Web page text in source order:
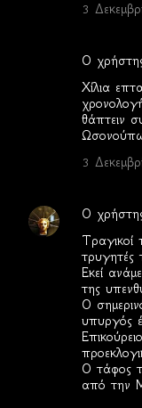
3
Ο
Χίλια
θάπτειν
3
Ο
Τραγικοί
τρυγητές
Εκεί
της
Ο
υπυργός
Ο τάφος
από την